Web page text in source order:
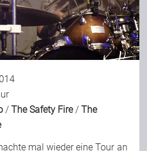
/The Safety Fire/The
mal wieder eine Tour an